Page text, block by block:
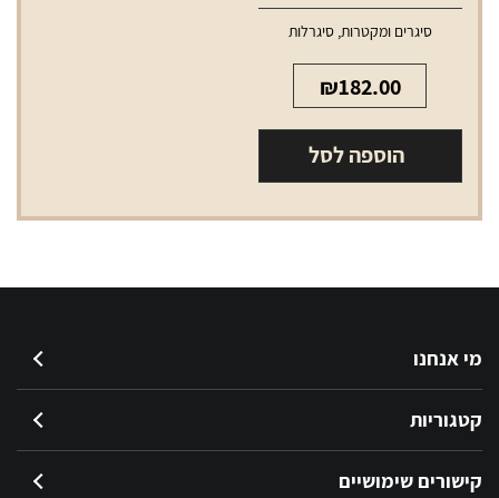
סיגרים ומקטרות,סיגרלות
₪182.00
הוספה לסל
מי אנחנו
קטגוריות
קישורים שימושיים